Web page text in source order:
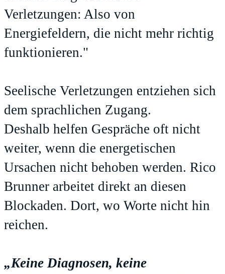
Verletzungen: Also von
Energiefeldern, die nicht mehr richtig
funktionieren."
Seelische Verletzungen entziehen sich
dem sprachlichen Zugang.
Deshalb helfen Gespräche oft nicht
weiter, wenn die energetischen
Ursachen nicht behoben werden. Rico
Brunner arbeitet direkt an diesen
Blockaden. Dort, wo Worte nicht hin
reichen.
„Keine Diagnosen, keine